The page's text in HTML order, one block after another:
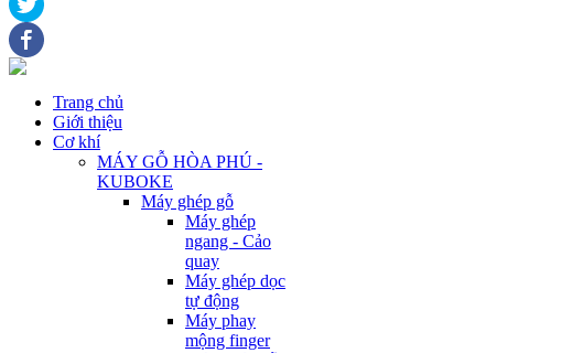
Trang chủ
Giới thiệu
Cơ khí
MÁY GỖ HÒA PHÚ -
KUBOKE
Máy ghép gỗ
Máy ghép
ngang - Cảo
quay
Máy ghép dọc
tự động
Máy phay
mộng finger